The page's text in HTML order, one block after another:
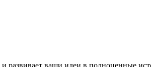
и развивает ваши идеи в полноценные